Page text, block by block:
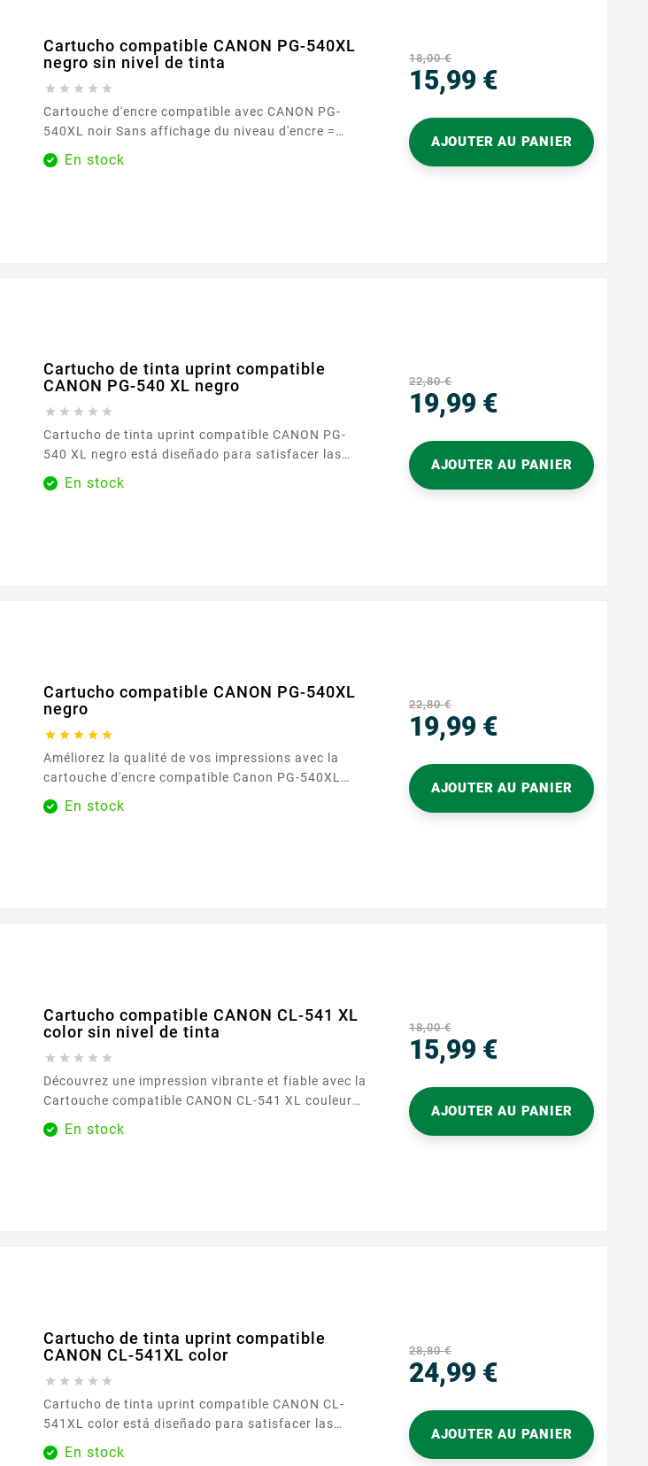
Cartucho compatible CANON PG-540XL
negro sin nivel de tinta
    
Cartouche d'encre compatible avec CANON PG-
540XL noir Sans affichage du niveau d'encre =
sans puce électronique = économique et écologique
Découvrez les avantages de nos Cartouches Sans
En stock
18,00 €
15,99 €
AJOUTER AU PANIER
Cartucho de tinta uprint compatible
CANON PG-540 XL negro
    
Cartucho de tinta uprint compatible CANON PG-
540 XL negro está diseñado para satisfacer las
necesidades de impresión habituales tanto en casa
como en la oficina. Adaptado a las impresoras que
En stock
22,80 €
19,99 €
AJOUTER AU PANIER
Cartucho compatible CANON PG-540XL
negro
    
Améliorez la qualité de vos impressions avec la
cartouche d'encre compatible Canon PG-540XL
noire. Conçue pour offrir des impressions nettes et
précises, cette cartouche est idéale pour les
En stock
22,80 €
19,99 €
AJOUTER AU PANIER
Cartucho compatible CANON CL-541 XL
color sin nivel de tinta
    
Découvrez une impression vibrante et fiable avec la
Cartouche compatible CANON CL-541 XL couleur
sans niveau d'encre , disponible chez
Easycartouche. Conçue pour répondre à vos
En stock
18,00 €
15,99 €
AJOUTER AU PANIER
Cartucho de tinta uprint compatible
CANON CL-541XL color
    
Cartucho de tinta uprint compatible CANON CL-
541XL color está diseñado para satisfacer las
necesidades de impresión a color del día a día,
tanto en el hogar como en la oficina o en el
En stock
28,80 €
24,99 €
AJOUTER AU PANIER